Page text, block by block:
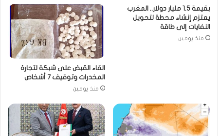
بقيمة 1.5 مليار دولار.. المغرب
يعتزم إنشاء محطة لتحويل
النفايات إلى طاقة
منذ يومين
القاء القبض على شبكة لتجارة
المخدرات وتوقيف 7 أشخاص
منذ يومين